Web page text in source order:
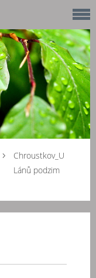
Chroustkov_U
Lánů podzim